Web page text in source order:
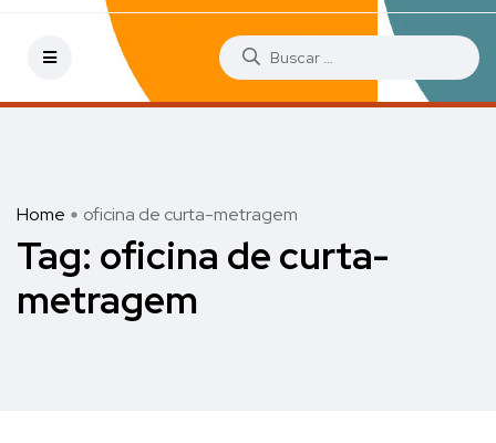
Home oficina de curta-metragem
Tag: oficina de curta-
metragem